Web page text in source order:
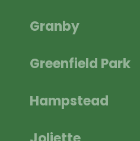
Granby
Greenfield Park
Hampstead